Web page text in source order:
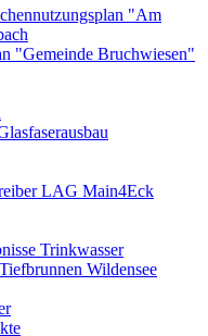
"Am
"Gemeinde Bruchwiesen"
LAG Main4Eck
Trinkwasser
Wildensee